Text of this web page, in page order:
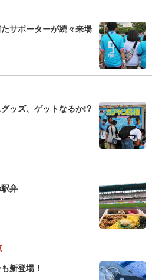
サポーターが続々来場
ッズ、ゲットなるか!?
弁
新登場！